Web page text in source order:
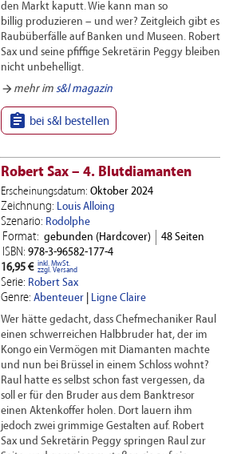
den Markt kaputt. Wie kann man so
billig produzieren – und wer? Zeitgleich gibt es
Raubüberfälle auf Banken und Museen. Robert
Sax und seine pfiffige Sekretärin Peggy bleiben
nicht unbehelligt.
arrow_forward mehr im s&l magazin
 bei s&l bestellen
Robert Sax – 4. Blutdiamanten
Erscheinungsdatum: Oktober 2024
Zeichnung: Louis Alloing
Szenario: Rodolphe
Format: gebunden (Hardcover) 48 Seiten
ISBN: 978-3-96582-177-4
16,95 € inkl. MwSt.
zzgl. Versand
Serie: Robert Sax
Genre: Abenteuer| Ligne Claire
Wer hätte gedacht, dass Chefmechaniker Raul
einen schwerreichen Halbbruder hat, der im
Kongo ein Vermögen mit Diamanten machte
und nun bei Brüssel in einem Schloss wohnt?
Raul hatte es selbst schon fast vergessen, da
soll er für den Bruder aus dem Banktresor
einen Aktenkoffer holen. Dort lauern ihm
jedoch zwei grimmige Gestalten auf. Robert
Sax und Sekretärin Peggy springen Raul zur